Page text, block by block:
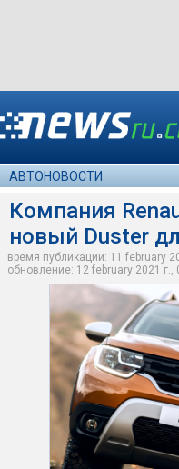
АВТОНОВОСТИ
Компания
новый Duster
время публикации: 11 february
обновление: 12 february 2021 г.,